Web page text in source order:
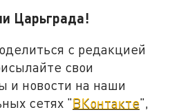
Царьграда!
с редакцией
свои
и новости на наши
сетях "ВКонтакте",